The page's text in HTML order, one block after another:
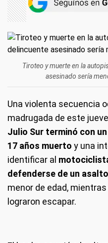
Tiroteo y muerte en la
asesinado sería
Una violenta secuencia
madrugada de este
Julio Sur terminó con
17 años muerto y una
identificar al
defenderse de un
menor de edad,
lograron escapar.